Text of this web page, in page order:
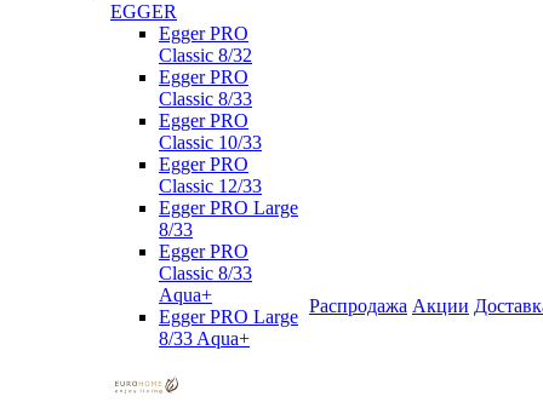
EGGER
Egger PRO
Classic 8/32
Egger PRO
Classic 8/33
Egger PRO
Classic 10/33
Egger PRO
Classic 12/33
Egger PRO Large
8/33
Egger PRO
Classic 8/33
Aqua+
Egger PRO Large
8/33 Aqua+
Распродажа Акции